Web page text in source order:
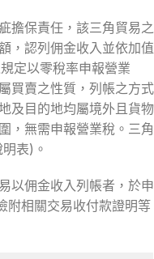
擔保責任，該三角貿易之
，認列佣金收入並依加值
定以零稅率申報營業
買賣之性質，列帳之方式
及目的地均屬境外且貨物
，無需申報營業稅。三角
表)。
以佣金收入列帳者，於申
附相關交易收付款證明等